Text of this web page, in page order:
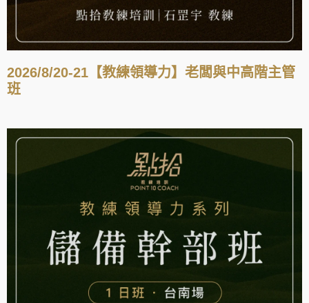
2026/8/20-21【教練領導力】老闆與中高階主管
班